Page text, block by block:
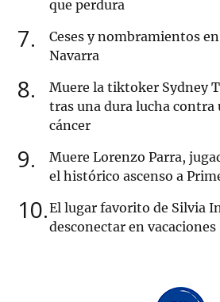
que perdura
7
Ceses y nombramientos
Navarra
8
Muere la tiktoker Sydney
tras una dura lucha contra
cáncer
9
Muere Lorenzo Parra,
el histórico ascenso a
10 El lugar favorito de Silvia
desconectar en vacaciones